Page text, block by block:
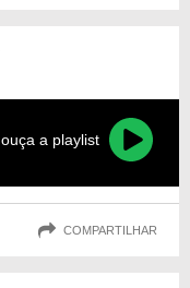
ouça a playlist
COMPARTILHAR